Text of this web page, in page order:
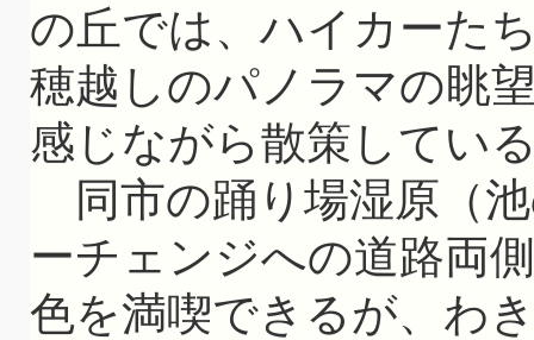
の丘では、ハイカーた
穂越しのパノラマの眺
感じながら散策して
同市の踊り場湿原（
ーチェンジへの道路両
色を満喫できるが、わ